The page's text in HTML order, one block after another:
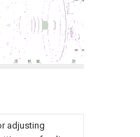
adjusting